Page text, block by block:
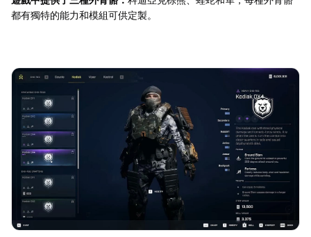
都有獨特的能力和模組可供定製。